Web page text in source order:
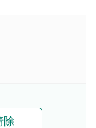
除